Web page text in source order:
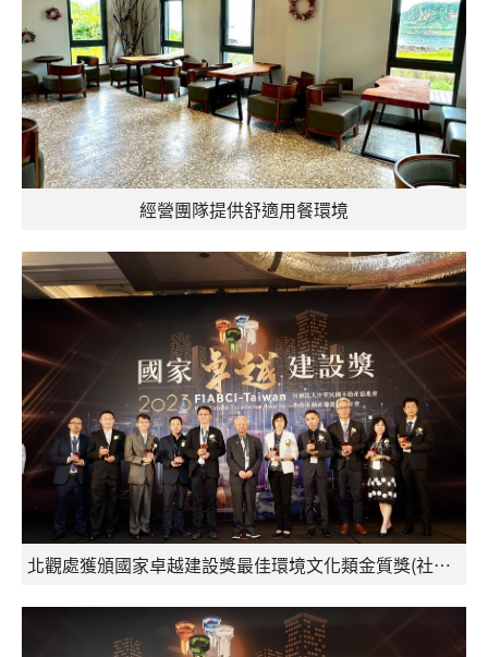
經營團隊提供舒適用餐環境
北觀處獲頒國家卓越建設獎最佳環境文化類金質獎(社團法人中華民國不動產協進會提供)